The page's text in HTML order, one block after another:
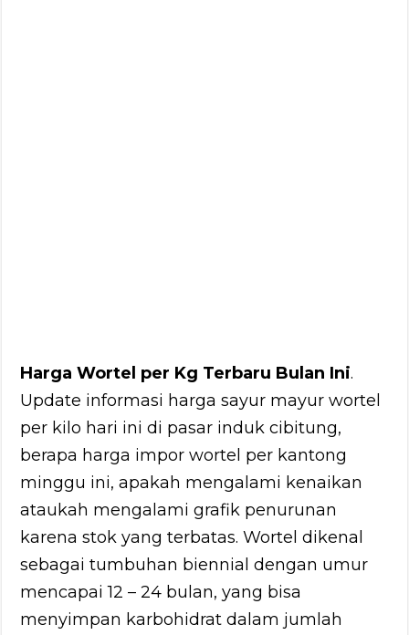
Harga Wortel per Kg Terbaru Bulan Ini.
Update informasi harga sayur mayur wortel
per kilo hari ini di pasar induk cibitung,
berapa harga impor wortel per kantong
minggu ini, apakah mengalami kenaikan
ataukah mengalami grafik penurunan
karena stok yang terbatas. Wortel dikenal
sebagai tumbuhan biennial dengan umur
mencapai 12 – 24 bulan, yang bisa
menyimpan karbohidrat dalam jumlah